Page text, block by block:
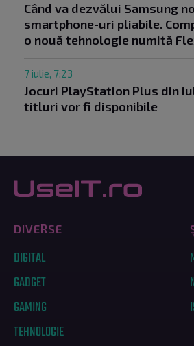
Când va dezvălui Samsung
smartphone-uri pliabile.
o nouă tehnologie numită
7 iulie, 7:23
Jocuri PlayStation Plus din
titluri vor fi disponibile
DIVERSE
DIGITAL
GADGET
GAMING
TEHNOLOGIE